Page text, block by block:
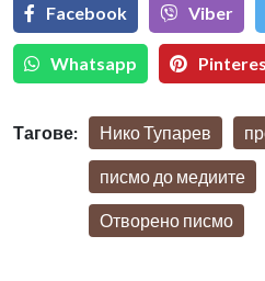
Facebook Viber
Whatsapp
Тагове: Нико Тупарев
писмо до медиите
Отворено писмо